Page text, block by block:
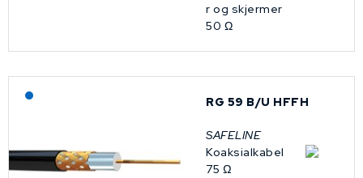
r og skjermer
50 Ω
RG 59 B/U HFFH
SAFELINE
Koaksialkabel
75 Ω